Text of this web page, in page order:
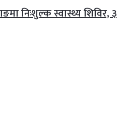
निःशुल्क स्वास्थ्य शिविर, ३